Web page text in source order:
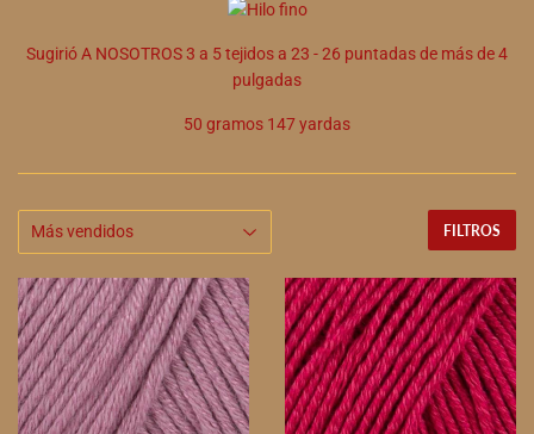
SugirióA NOSOTROS3 a 5tejidos a 23 -26 puntadas de más de 4
pulgadas
50 gramos 147 yardas
FILTROS